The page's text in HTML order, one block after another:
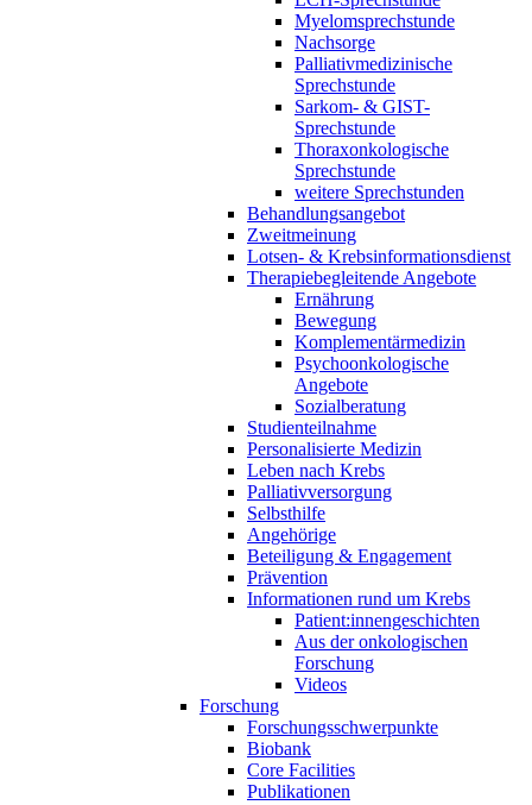
Myelomsprechstunde
Nachsorge
Palliativmedizinische
Sprechstunde
Sarkom- & GIST-
Sprechstunde
Thoraxonkologische
Sprechstunde
weitere Sprechstunden
Behandlungsangebot
Zweitmeinung
Lotsen- & Krebsinformationsdienst
Therapiebegleitende Angebote
Ernährung
Bewegung
Komplementärmedizin
Psychoonkologische
Angebote
Sozialberatung
Studienteilnahme
Personalisierte Medizin
Leben nach Krebs
Palliativversorgung
Selbsthilfe
Angehörige
Beteiligung & Engagement
Prävention
Informationen rund um Krebs
Patient:innengeschichten
Aus der onkologischen
Forschung
Videos
Forschung
Forschungsschwerpunkte
Biobank
Core Facilities
Publikationen